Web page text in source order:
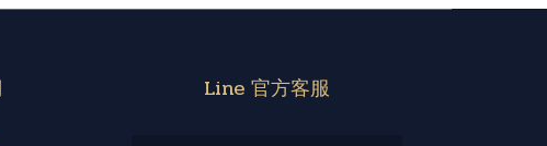
Line 官方客服